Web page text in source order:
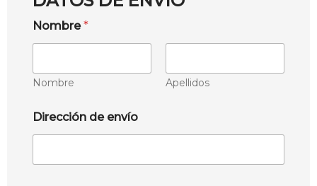
Nombre*
Nombre Apellidos
Dirección de envío